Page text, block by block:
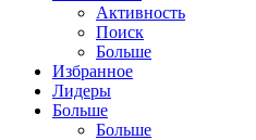
Активность
Поиск
Больше
Избранное
Лидеры
Больше
Больше